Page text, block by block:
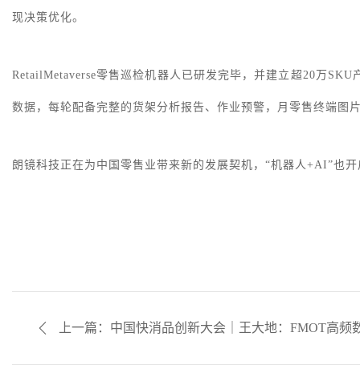
现决策优化。
RetailMetaverse零售巡检机器人已研发完毕，并建立超20万
数据，每轮配备完整的货架分析报告、作业预警，月零售终端图
朗镜科技正在为中国零售业带来新的发展契机， “机器人+AI”也
上一篇：中国快消品创新大会｜王大地：FMOT高频